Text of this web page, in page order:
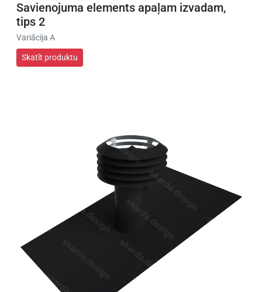
Savienojuma elements apaļam izvadam,
tips 2
Variācija A
Skatīt produktu